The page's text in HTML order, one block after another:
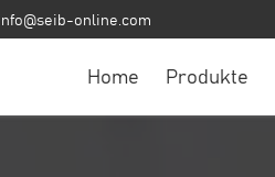
online.com
Home Produkte